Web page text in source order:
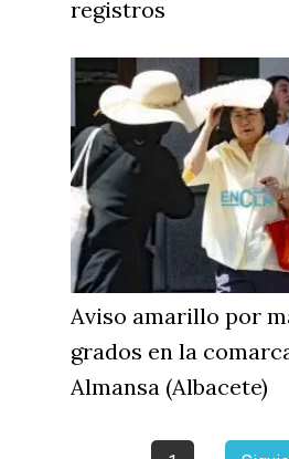
registros
Aviso amarillo por
grados en la
Almansa (Albacete)